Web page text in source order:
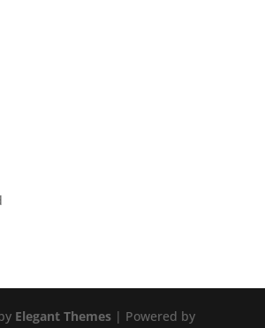
Elegant Themes | Powered by